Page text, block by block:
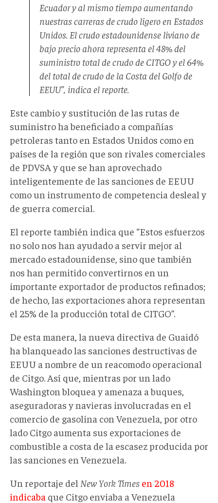
Ecuador y al mismo tiempo aumentando
nuestras carreras de crudo ligero en Estados
Unidos. El crudo estadounidense liviano de
bajo precio ahora representa el 48% del
suministro total de crudo de CITGO y el 64%
del total de crudo de la Costa del Golfo de
EEUU”, indica el reporte.
Este cambio y sustitución de las rutas de
suministro ha beneficiado a compañías
petroleras tanto en Estados Unidos como en
países de la región que son rivales comerciales
de PDVSA y que se han aprovechado
inteligentemente de las sanciones de EEUU
como un instrumento de competencia desleal y
de guerra comercial.
El reporte también indica que “Estos esfuerzos
no solo nos han ayudado a servir mejor al
mercado estadounidense, sino que también
nos han permitido convertirnos en un
importante exportador de productos refinados;
de hecho, las exportaciones ahora representan
el 25% de la producción total de CITGO”.
De esta manera, la nueva directiva de Guaidó
ha blanqueado las sanciones destructivas de
EEUU a nombre de un reacomodo operacional
de Citgo. Así que, mientras por un lado
Washington bloquea y amenaza a buques,
aseguradoras y navieras involucradas en el
comercio de gasolina con Venezuela, por otro
lado Citgo aumenta sus exportaciones de
combustible a costa de la escasez producida por
las sanciones en Venezuela.
Un reportaje del New York Times en 2018
indicaba que Citgo enviaba a Venezuela